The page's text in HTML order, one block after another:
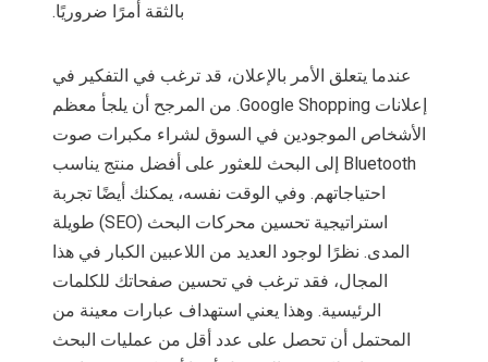
بالثقة أمرًا ضروريًا.
عندما يتعلق الأمر بالإعلان، قد ترغب في التفكير في
إعلانات Google Shopping. من المرجح أن يلجأ معظم
الأشخاص الموجودين في السوق لشراء مكبرات صوت
Bluetooth إلى البحث للعثور على أفضل منتج يناسب
احتياجاتهم. وفي الوقت نفسه، يمكنك أيضًا تجربة
استراتيجية تحسين محركات البحث (SEO) طويلة
المدى. نظرًا لوجود العديد من اللاعبين الكبار في هذا
المجال، فقد ترغب في تحسين صفحاتك للكلمات
الرئيسية. وهذا يعني استهداف عبارات معينة من
المحتمل أن تحصل على عدد أقل من عمليات البحث